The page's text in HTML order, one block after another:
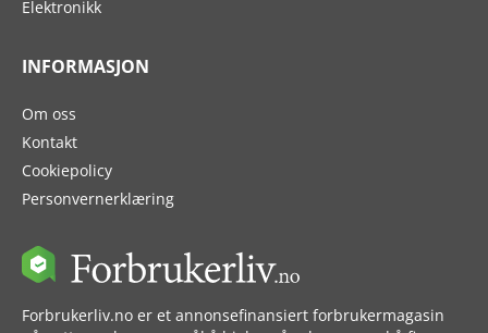
Forbrukerliv.no er et annonsefinansiert forbrukermagasin
INFORMASJON
Om oss
Kontakt
Cookiepolicy
Personvernerklæring
Elektronikk